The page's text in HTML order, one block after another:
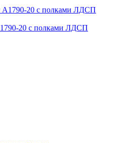
20 с полками ЛДСП